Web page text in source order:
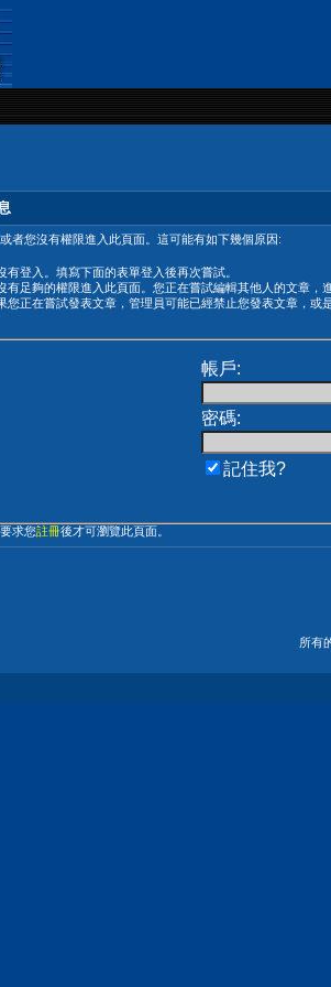
者您沒有權限進入此頁面。這可能有如下幾個原因:
有登入。填寫下面的表單登入後再次嘗試。
有足夠的權限進入此頁面。您正在嘗試編輯其他人的文章，
您正在嘗試發表文章，管理員可能已經禁止您發表文章，或
帳戶:
密碼:
記住我?
求您註冊後才可瀏覽此頁面。
所有